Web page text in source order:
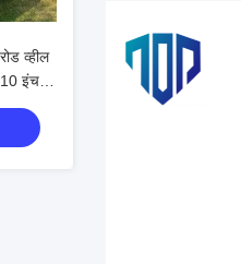
व्हील
10 इंच